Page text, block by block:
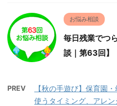
お悩み相談
毎日残業でつ
談｜第63回】
PREV
【秋の手遊び】保育園
使うタイミング、アレン